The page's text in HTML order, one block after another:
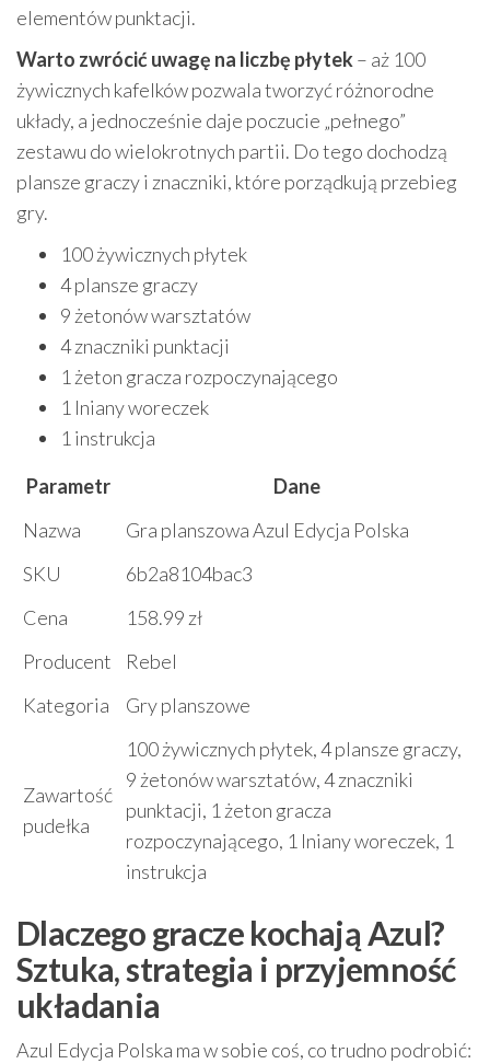
elementów punktacji.
Warto zwrócić uwagę na liczbę płytek– aż 100
żywicznych kafelków pozwala tworzyć różnorodne
układy, a jednocześnie daje poczucie „pełnego”
zestawu do wielokrotnych partii. Do tego dochodzą
plansze graczy i znaczniki, które porządkują przebieg
gry.
100 żywicznych płytek
4 plansze graczy
9 żetonów warsztatów
4 znaczniki punktacji
1 żeton gracza rozpoczynającego
1 lniany woreczek
1 instrukcja
Parametr
Dane
Nazwa
Gra planszowa Azul Edycja Polska
SKU
6b2a8104bac3
Cena
158.99 zł
Producent
Rebel
Kategoria
Gry planszowe
Zawartość
pudełka
100 żywicznych płytek, 4 plansze graczy,
9 żetonów warsztatów, 4 znaczniki
punktacji, 1 żeton gracza
rozpoczynającego, 1 lniany woreczek, 1
instrukcja
Dlaczego gracze kochają Azul?
Sztuka, strategia i przyjemność
układania
Azul Edycja Polska ma w sobie coś, co trudno podrobić: